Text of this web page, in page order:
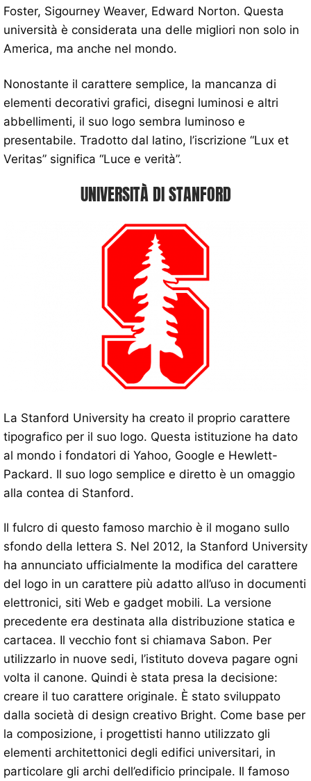
Foster, Sigourney Weaver, Edward Norton. Questa
università è considerata una delle migliori non solo in
America, ma anche nel mondo.
Nonostante il carattere semplice, la mancanza di
elementi decorativi grafici, disegni luminosi e altri
abbellimenti, il suo logo sembra luminoso e
presentabile. Tradotto dal latino, l’iscrizione “Lux et
Veritas” significa “Luce e verità”.
UNIVERSITÀ DI STANFORD
La Stanford University ha creato il proprio carattere
tipografico per il suo logo. Questa istituzione ha dato
al mondo i fondatori di Yahoo, Google e Hewlett-
Packard. Il suo logo semplice e diretto è un omaggio
alla contea di Stanford.
Il fulcro di questo famoso marchio è il mogano sullo
sfondo della lettera S. Nel 2012, la Stanford University
ha annunciato ufficialmente la modifica del carattere
del logo in un carattere più adatto all’uso in documenti
elettronici, siti Web e gadget mobili. La versione
precedente era destinata alla distribuzione statica e
cartacea. Il vecchio font si chiamava Sabon. Per
utilizzarlo in nuove sedi, l’istituto doveva pagare ogni
volta il canone. Quindi è stata presa la decisione:
creare il tuo carattere originale. È stato sviluppato
dalla società di design creativo Bright. Come base per
la composizione, i progettisti hanno utilizzato gli
elementi architettonici degli edifici universitari, in
particolare gli archi dell’edificio principale. Il famoso